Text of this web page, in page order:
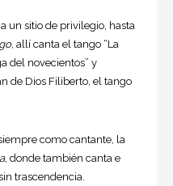
un sitio de privilegio, hasta
, allí canta el tango “La
del novecientos” y
de Dios Filiberto, el tango
como cantante, la
, donde también canta e
trascendencia.